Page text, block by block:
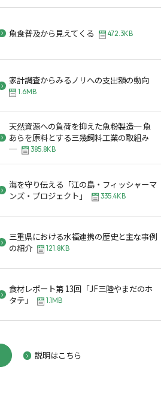
魚食普及から見えてくる 472.3KB
家計調査からみるノリへの支出額の動向
1.6MB
天然資源への負荷を抑えた魚粉製造─ 魚
あらを原料とする三幾飼料工業の取組み
─
385.8KB
海を守り伝える「江の島・フィッシャーマ
ンズ・プロジェクト」
335.4KB
三重県における水福連携の歴史と主な事例
の紹介
121.8KB
食材レポート第 13回「JF三陸やまだのホ
タテ」
1.1MB
説明はこちら